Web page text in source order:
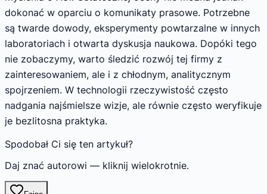
dokonać w oparciu o komunikaty prasowe. Potrzebne
są twarde dowody, eksperymenty powtarzalne w innych
laboratoriach i otwarta dyskusja naukowa. Dopóki tego
nie zobaczymy, warto śledzić rozwój tej firmy z
zainteresowaniem, ale i z chłodnym, analitycznym
spojrzeniem. W technologii rzeczywistość często
nadgania najśmielsze wizje, ale równie często weryfikuje
je bezlitosna praktyka.
Spodobał Ci się ten artykuł?
Daj znać autorowi — kliknij wielokrotnie.